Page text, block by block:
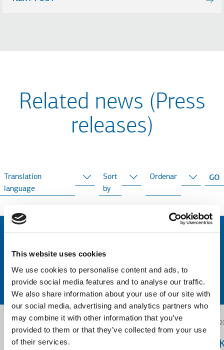
This website uses cookies
We use cookies to personalise content and ads, to
provide social media features and to analyse our traffic.
We also share information about your use of our site with
our social media, advertising and analytics partners who
may combine it with other information that you’ve
provided to them or that they’ve collected from your use
of their services.
Related news (Press
releases)
Translation
language
Sort
by
Ordenar
Investment Plans of